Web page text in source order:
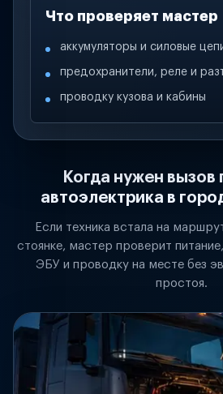
Что проверяет мастер
аккумуляторы и силовые
предохранители, реле и
проводку кузова и кабины
Когда нужен вызов
автоэлектрика в
Если техника встала на
стоянке, мастер проверит
ЭБУ и проводку на месте без
простоя.